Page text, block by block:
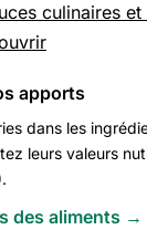
culinaires
apports
dans les
leurs valeurs
des aliments →